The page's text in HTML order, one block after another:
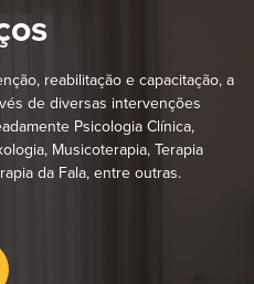
reabilitação e capacitação, a
de diversas intervenções
Psicologia Clínica,
Musicoterapia, Terapia
da Fala, entre outras.